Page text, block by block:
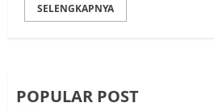
SELENGKAPNYA
POPULAR POST
1